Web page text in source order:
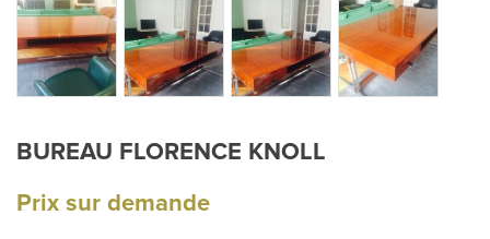
BUREAU FLORENCE KNOLL
Prix sur demande